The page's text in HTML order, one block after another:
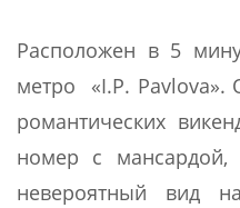
Расположен в 5
метро «I.P. Pavlova».
романтических
номер с мансардой,
невероятный вид